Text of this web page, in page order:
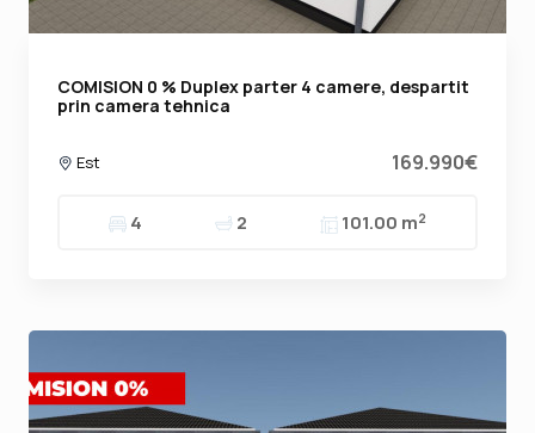
COMISION 0 % Duplex parter 4 camere, despartit
prin camera tehnica
Est 169.990€
4 2 101.00 m2